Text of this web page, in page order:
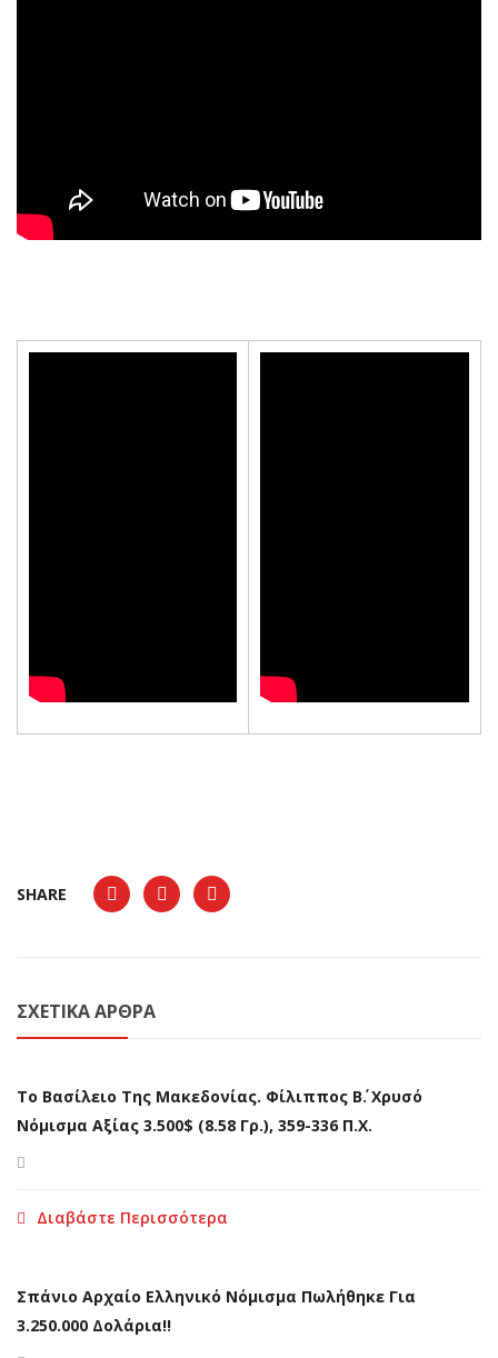
SHARE
ΣΧΕΤΙΚΆ ΆΡΘΡΑ
Το Βασίλειο Της Μακεδονίας. Φίλιππος Β΄. Χρυσό
Νόμισμα Αξίας 3.500$ (8.58 Γρ.), 359-336 Π.Χ.
Διαβάστε Περισσότερα
Σπάνιο Αρχαίο Ελληνικό Νόμισμα Πωλήθηκε Για
3.250.000 Δολάρια!!